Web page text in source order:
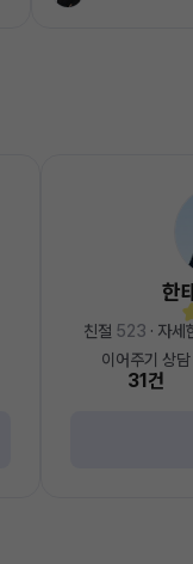
한
친절 523 · 자
이어주기 상담
31건